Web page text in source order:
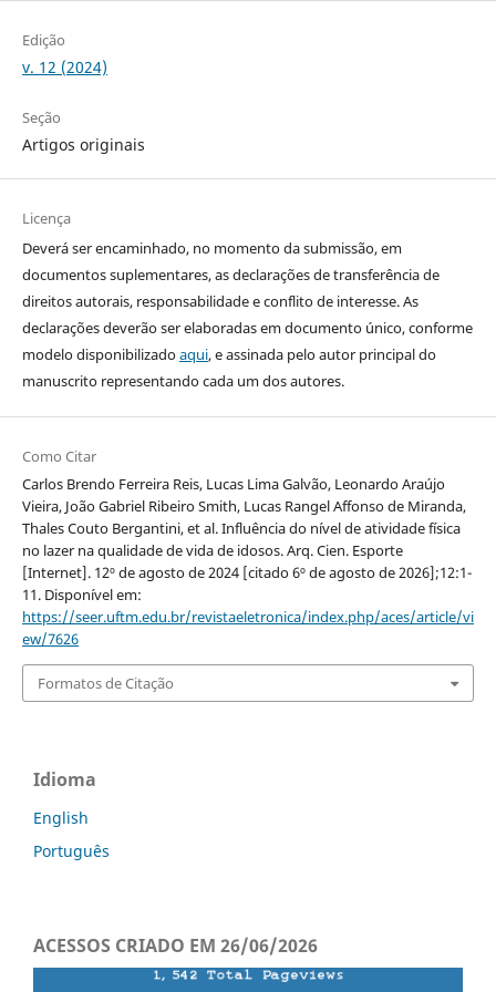
Edição
v. 12 (2024)
Seção
Artigos originais
Licença
Deverá ser encaminhado, no momento da submissão, em
documentos suplementares, as declarações de transferência de
direitos autorais, responsabilidade e conflito de interesse. As
declarações deverão ser elaboradas em documento único, conforme
modelo disponibilizadoaqui, e assinada pelo autor principal do
manuscrito representando cada um dos autores.
Como Citar
Carlos Brendo Ferreira Reis, Lucas Lima Galvão, Leonardo Araújo
Vieira, João Gabriel Ribeiro Smith, Lucas Rangel Affonso de Miranda,
Thales Couto Bergantini, et al. Influência do nível de atividade física
no lazer na qualidade de vida de idosos. Arq. Cien. Esporte
[Internet]. 12º de agosto de 2024 [citado 6º de agosto de 2026];12:1-
11. Disponível em:
https://seer.uftm.edu.br/revistaeletronica/index.php/aces/article/vi
ew/7626
Formatos de Citação
Idioma
English
Português
ACESSOS CRIADO EM 26/06/2026